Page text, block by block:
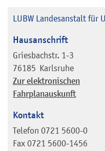
LUBW Landesanstalt für
Hausanschrift
Griesbachstr. 1-3
76185 Karlsruhe
Zur elektronischen
Fahrplanauskunft
Kontakt
Telefon 0721 5600-0
Fax 0721 5600-1456